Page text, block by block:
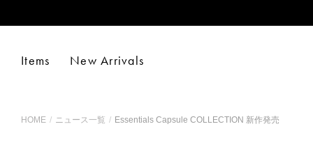
Items New Arrivals
HOME / ニュース一覧 / Essentials Capsule COLLECTION 新作発売